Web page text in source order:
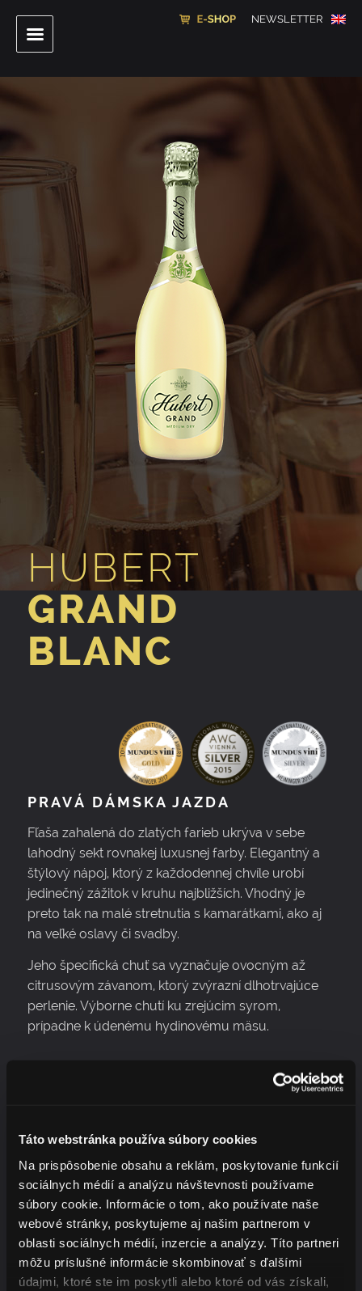
Táto webstránka používa súbory cookies
Na prispôsobenie obsahu a reklám, poskytovanie funkcií
sociálnych médií a analýzu návštevnosti používame
súbory cookie. Informácie o tom, ako používate naše
webové stránky, poskytujeme aj našim partnerom v
oblasti sociálnych médií, inzercie a analýzy. Títo partneri
môžu príslušné informácie skombinovať s ďalšími
údajmi, ktoré ste im poskytli alebo ktoré od vás získali,
NEWSLETTER
HUBERT
GRAND
BLANC
PRAVÁ DÁMSKA JAZDA
Fľaša zahalená do zlatých farieb ukrýva v sebe
lahodný sekt rovnakej luxusnej farby. Elegantný a
štýlový nápoj, ktorý z každodennej chvíle urobí
jedinečný zážitok v kruhu najbližších. Vhodný je
preto tak na malé stretnutia s kamarátkami, ako aj
na veľké oslavy či svadby.
Jeho špecifická chuť sa vyznačuje ovocným až
citrusovým závanom, ktorý zvýrazní dlhotrvajúce
perlenie. Výborne chutí ku zrejúcim syrom,
prípadne k údenému hydinovému mäsu.
Biele
Polosladké